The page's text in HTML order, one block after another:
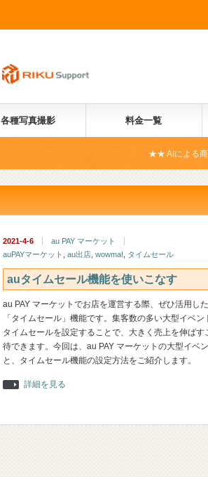
各種写真撮影 料金一覧
★★ AIによる商品属性自動
2021-4-6
au PAY マーケット
auPAYマーケット
au出店 wowma! タイムセール
auタイムセール機能を使いこなす
au PAY マーケットでお店を運営する際、ぜひ活用し
「タイムセール」機能です。集客数の多い大型イベン
タイムセールを設定することで、大きく売上を伸ばす
待できます。今回は、au PAY マーケットの大型イベ
と、タイムセール機能の設定方法をご紹介します。
詳細を見る